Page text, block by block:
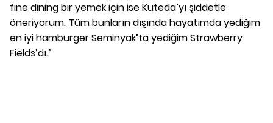
fine dining bir yemek için ise Kuteda’yı şiddetle
öneriyorum. Tüm bunların dışında hayatımda yediğim
en iyi hamburger Seminyak’ta yediğim Strawberry
Fields’dı.”